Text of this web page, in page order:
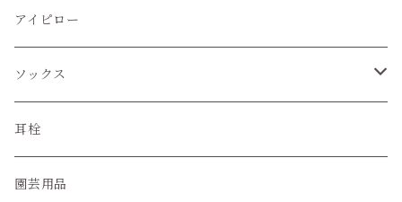
アイピロー
ソックス
ハイソックス
クルー丈ソックス
耳栓
園芸用品